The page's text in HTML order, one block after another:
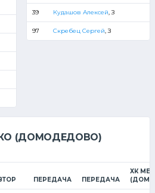
39 Кудашов Алексей, З
97 Скребец Сергей, З
(ДОМОДЕДОВО)
ПЕРЕДАЧА ПЕРЕДАЧА
ХК